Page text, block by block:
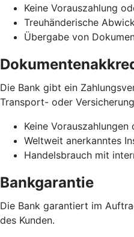
Keine Vorauszahlung
Treuhänderische
Übergabe von
Die Bank gibt ein
Transport- oder
Keine
Weltweit anerkanntes
Handelsbrauch mit
Bankgarantie
Die Bank garantiert im
des Kunden.